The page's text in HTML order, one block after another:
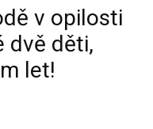
v opilosti
dvě děti,
let!